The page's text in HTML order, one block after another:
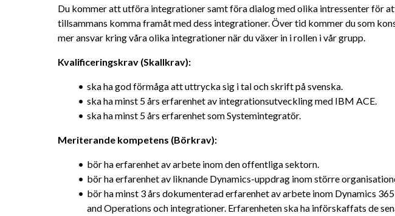
Du kommer att utföra integrationer samt föra dialog med olika intressenter för
tillsammans komma framåt med dess integrationer. Över tid kommer du som
mer ansvar kring våra olika integrationer när du växer in i rollen i vår grupp.
Kvalificeringskrav (Skallkrav):
ska ha god förmåga att uttrycka sig i tal och skrift på svenska.
ska ha minst 5 års erfarenhet av integrationsutveckling med IBM ACE.
ska ha minst 5 års erfarenhet som Systemintegratör.
Meriterande kompetens (Börkrav):
bör ha erfarenhet av arbete inom den offentliga sektorn.
bör ha erfarenhet av liknande Dynamics-uppdrag inom större
bör ha minst 3 års dokumenterad erfarenhet av arbete inom Dynamics
and Operations och integrationer. Erfarenheten ska ha införskaffats de